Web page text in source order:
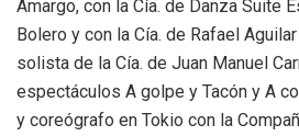
Amargo, con la Cía. de Danza Suite
Bolero y con la Cía. de Rafael
solista de la Cía. de Juan Manuel
espectáculos A golpe y Tacón y A
y coreógrafo en Tokio con la